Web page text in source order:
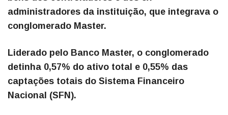
administradores da instituição, que integrava o
conglomerado Master.
Liderado pelo Banco Master, o conglomerado
detinha 0,57% do ativo total e 0,55% das
captações totais do Sistema Financeiro
Nacional (SFN).